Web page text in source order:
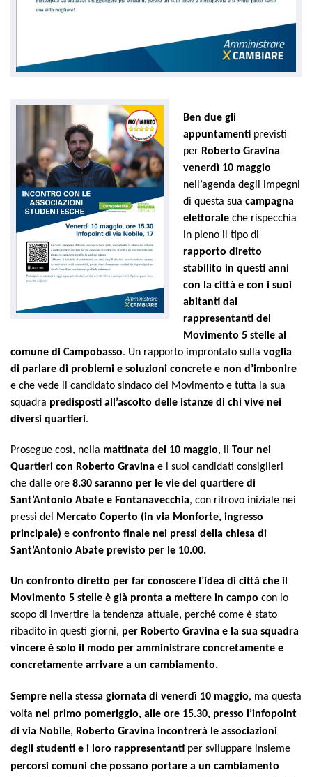
Ben due gli
appuntamenti previsti
per Roberto Gravina
venerdì 10 maggio
nell’agenda degli impegni
di questa sua campagna
elettorale che rispecchia
in pieno il tipo di
rapporto diretto
stabilito in questi anni
con la città e con i suoi
abitanti dai
rappresentanti del
Movimento 5 stelle al
comune di Campobasso. Un rapporto improntato sulla voglia
di parlare di problemi e soluzioni concrete e non d’imbonire
e che vede il candidato sindaco del Movimento e tutta la sua
squadra predisposti all’ascolto delle istanze di chi vive nei
diversi quartieri.
Prosegue così, nella mattinata del 10 maggio, il Tour nei
Quartieri con Roberto Gravina e i suoi candidati consiglieri
che dalle ore 8.30 saranno per le vie del quartiere di
Sant’Antonio Abate e Fontanavecchia, con ritrovo iniziale nei
pressi del
Mercato Coperto (in via Monforte, ingresso
principale) e confronto finale nei pressi della chiesa di
Sant’Antonio Abate previsto per le 10.00.
Un confronto diretto per far conoscere l’idea di città che il
Movimento 5 stelle è già pronta a mettere in campo con lo
scopo di invertire la tendenza attuale, perché come è stato
ribadito in questi giorni, per Roberto Gravina e la sua squadra
vincere è solo il modo per amministrare concretamente e
concretamente arrivare a un cambiamento.
Sempre nella stessa giornata di venerdì 10 maggio, ma questa
volta nel primo pomeriggio, alle ore 15.30, presso l’infopoint
di via Nobile, Roberto Gravina incontrerà le associazioni
degli studenti e i loro rappresentanti per sviluppare insieme
percorsi comuni che possano portare a un cambiamento